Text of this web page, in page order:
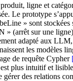
ligne et
Le prototype
» sont
(arrêt sur une
adapté aux
les modèles
de requête Cypher
plus intuitif et
des relations